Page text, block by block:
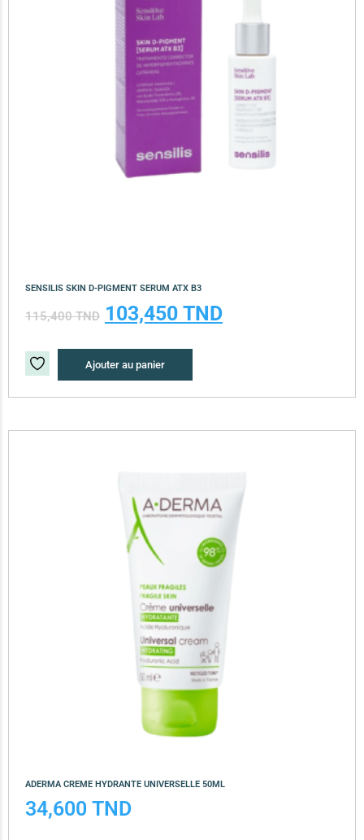
ADERMA CREME HYDRANTE UNIVERSELLE 50ML
34,600 TND
SENSILIS SKIN D-PIGMENT SERUM ATX B3
115,400TND 103,450 TND
Ajouter au panier